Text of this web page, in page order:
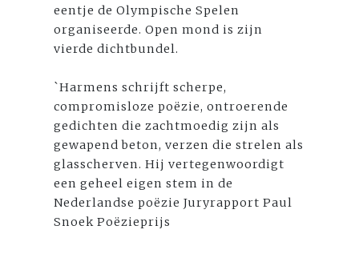
eentje de Olympische Spelen
organiseerde. Open mond is zijn
vierde dichtbundel.
`Harmens schrijft scherpe,
compromisloze poëzie, ontroerende
gedichten die zachtmoedig zijn als
gewapend beton, verzen die strelen als
glasscherven. Hij vertegenwoordigt
een geheel eigen stem in de
Nederlandse poëzie Juryrapport Paul
Snoek Poëzieprijs